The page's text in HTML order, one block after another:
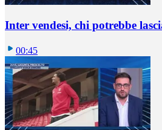
Inter vendesi, chi potrebbe
00:45